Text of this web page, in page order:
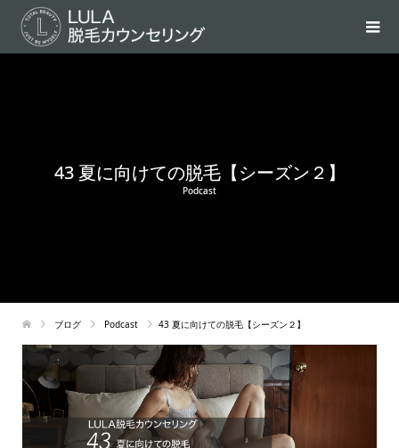
43 夏に向けての脱毛【シーズン２】
Podcast
ブログ Podcast 43 夏に向けての脱毛【シーズン２】